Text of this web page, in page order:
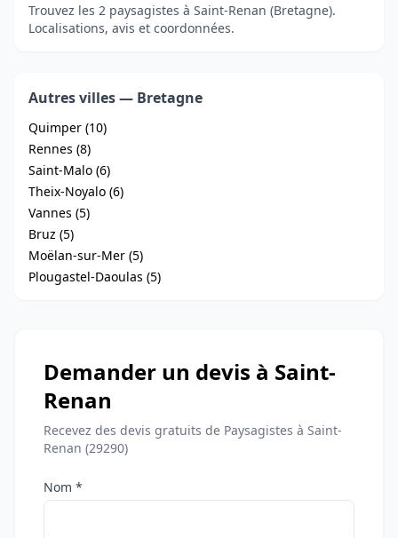
Trouvez les 2 paysagistes à Saint-Renan (Bretagne).
Localisations, avis et coordonnées.
Autres villes — Bretagne
Quimper (10)
Rennes (8)
Saint-Malo (6)
Theix-Noyalo (6)
Vannes (5)
Bruz (5)
Moëlan-sur-Mer (5)
Plougastel-Daoulas (5)
Demander un devis à Saint-
Renan
Recevez des devis gratuits de Paysagistes à Saint-
Renan (29290)
Nom *